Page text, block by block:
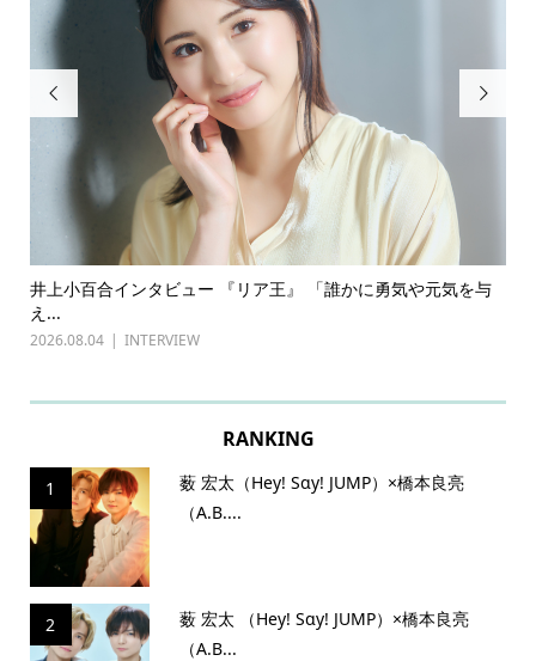

井上小百合インタビュー 『リア王』 「誰かに勇気や元気を与
え...
2026.08.04 INTERVIEW

RANKING
1
薮 宏太（Hey! Sɑy! JUMP）×橋本良亮
（A.B....
2
薮 宏太 （Hey! Sɑy! JUMP）×橋本良亮
（A.B...